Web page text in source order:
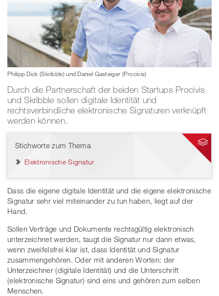
Philipp Dick (Skribble) und Daniel Gasteiger (Procivis)
Durch die Partnerschaft der beiden Startups Procivis
und Skribble sollen digitale Identität und
rechtsverbindliche elektronische Signaturen verknüpft
werden können.
Stichworte zum Thema
Elektronische Signatur
Dass die eigene digitale Identität und die eigene elektronische
Signatur sehr viel miteinander zu tun haben, liegt auf der
Hand.
Sollen Verträge und Dokumente rechtsgültig elektronisch
unterzeichnet werden, taugt die Signatur nur dann etwas,
wenn zweifelsfrei klar ist, dass Identität und Signatur
zusammengehören. Oder mit anderen Worten: der
Unterzeichner (digitale Identität) und die Unterschrift
(elektronische Signatur) sind eins und gehören zum selben
Menschen.